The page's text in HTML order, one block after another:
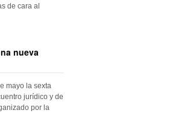
de cara al
nueva
mayo la sexta
jurídico y de
por la